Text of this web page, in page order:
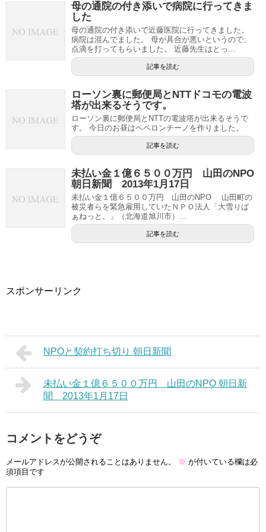
母の通院の付き添いで病院に行ってきま
した
母の通院の付き添いで近藤医院に行ってきました。
病院は混んでました。 母が具合が悪いというので、
点滴を打ってもらいました。 近藤先生はとっ...
記事を読む
ローソン裏に郵便局とNTTドコモの電波
塔が出来るそうです。
ローソン裏に郵便局とNTTの電波塔が出来るそうで
す。 今日のお昼はペペロンチーノを作りました。
記事を読む
未払い金１億６５００万円 山田のNPO
朝日新聞 2013年1月17日
未払い金１億６５００万円 山田のNPO 山田町の
被災者らを緊急雇用していたＮＰＯ法人「大雪りば
ぁねっと。」（北海道旭川市）...
記事を読む
スポンサーリンク
NPOと契約打ち切り 朝日新聞
未払い金１億６５００万円 山田のNPO 朝日新
聞 2013年1月17日
コメントをどうぞ
メールアドレスが公開されることはありません。 ※ が付いている欄は必
須項目です